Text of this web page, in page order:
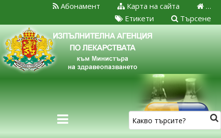
…
Карта на сайта
Абонамент
Търсене
Етикети